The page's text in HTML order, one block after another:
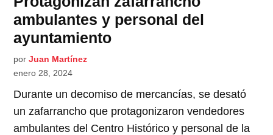
ambulantes y personal del
ayuntamiento
por Juan Martínez
enero 28, 2024
Durante un decomiso de mercancías, se desató
un zafarrancho que protagonizaron vendedores
ambulantes del Centro Histórico y personal de la